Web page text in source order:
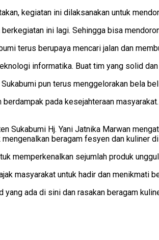
kegiatan ini dilaksanakan untuk
ini lagi. Sehingga bisa
terus berupaya mencari jalan dan
informatika. Buat tim yang solid
pun terus menggelorakan bela
berdampak pada kesejahteraan
Sukabumi Hj. Yani Jatnika Marwan
beragam fesyen dan kuliner
memperkenalkan sejumlah produk
masyarakat untuk hadir dan menikmati
yang ada di sini dan rasakan beragam